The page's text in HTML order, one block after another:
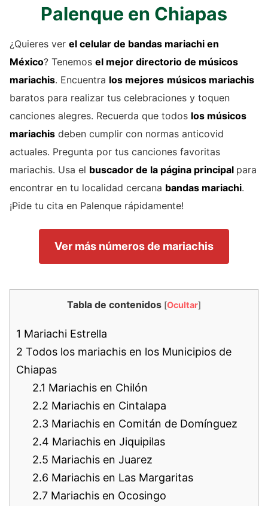
Palenque en Chiapas
¿Quieres ver el celular de bandas mariachi en
México? Tenemos el mejor directorio de músicos
mariachis. Encuentra los mejores músicos mariachis
baratos para realizar tus celebraciones y toquen
canciones alegres. Recuerda que todos los músicos
mariachis deben cumplir con normas anticovid
actuales. Pregunta por tus canciones favoritas
mariachis. Usa el buscador de la página principal para
encontrar en tu localidad cercana bandas mariachi.
¡Pide tu cita en Palenque rápidamente!
Ver más números de mariachis
Tabla de contenidos [Ocultar]
1 Mariachi Estrella
2 Todos los mariachis en los Municipios de
Chiapas
2.1 Mariachis en Chilón
2.2 Mariachis en Cintalapa
2.3 Mariachis en Comitán de Domínguez
2.4 Mariachis en Jiquipilas
2.5 Mariachis en Juarez
2.6 Mariachis en Las Margaritas
2.7 Mariachis en Ocosingo